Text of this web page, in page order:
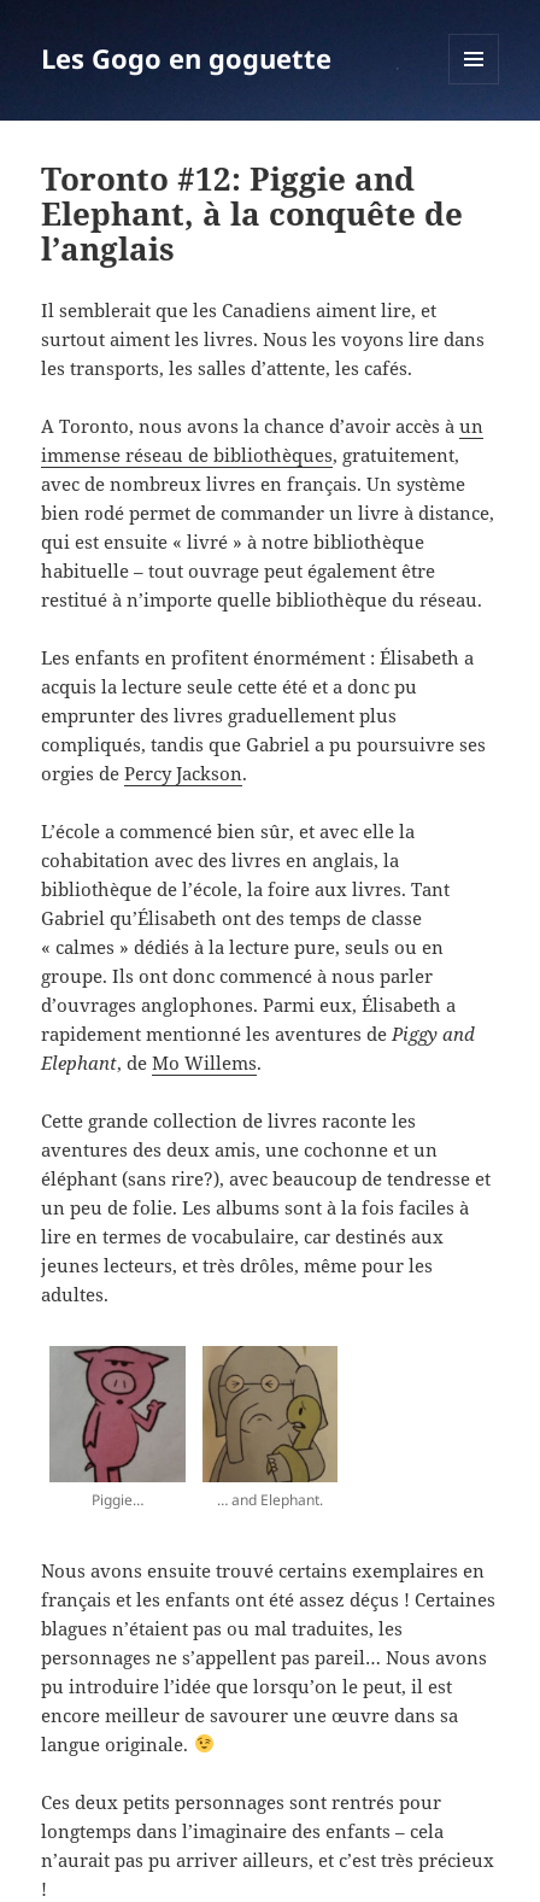
Les Gogo en goguette
Toronto #12: Piggie and
Elephant, à la conquête de
l’anglais
Il semblerait que les Canadiens aiment lire, et
surtout aiment les livres. Nous les voyons lire dans
les transports, les salles d’attente, les cafés.
A Toronto, nous avons la chance d’avoir accès àun
immense réseau de bibliothèques, gratuitement,
avec de nombreux livres en français. Un système
bien rodé permet de commander un livre à distance,
qui est ensuite « livré » à notre bibliothèque
habituelle – tout ouvrage peut également être
restitué à n’importe quelle bibliothèque du réseau.
Les enfants en profitent énormément : Élisabeth a
acquis la lecture seule cette été et a donc pu
emprunter des livres graduellement plus
compliqués, tandis que Gabriel a pu poursuivre ses
orgies dePercy Jackson.
L’école a commencé bien sûr, et avec elle la
cohabitation avec des livres en anglais, la
bibliothèque de l’école, la foire aux livres. Tant
Gabriel qu’Élisabeth ont des temps de classe
« calmes » dédiés à la lecture pure, seuls ou en
groupe. Ils ont donc commencé à nous parler
d’ouvrages anglophones. Parmi eux, Élisabeth a
rapidement mentionné les aventures dePiggy and
Elephant, deMo Willems.
Cette grande collection de livres raconte les
aventures des deux amis, une cochonne et un
éléphant (sans rire?), avec beaucoup de tendresse et
un peu de folie. Les albums sont à la fois faciles à
lire en termes de vocabulaire, car destinés aux
jeunes lecteurs, et très drôles, même pour les
adultes.
Piggie… … and Elephant.
Nous avons ensuite trouvé certains exemplaires en
français et les enfants ont été assez déçus ! Certaines
blagues n’étaient pas ou mal traduites, les
personnages ne s’appellent pas pareil… Nous avons
pu introduire l’idée que lorsqu’on le peut, il est
encore meilleur de savourer une œuvre dans sa
langue originale.
Ces deux petits personnages sont rentrés pour
longtemps dans l’imaginaire des enfants – cela
n’aurait pas pu arriver ailleurs, et c’est très précieux
!